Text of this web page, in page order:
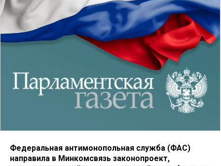
Федеральная антимонопольная служба (ФАС)
направила в Минкомсвязь законопроект,